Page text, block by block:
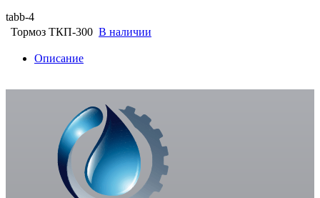
tabb-4
Тормоз ТКП-300 В наличии
Описание